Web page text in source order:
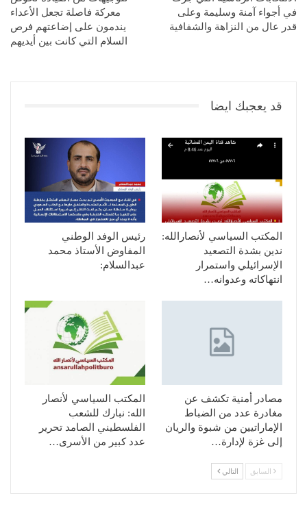
في أجواء آمنة وسليمة وعلى
قدر عال من النزاهة والشفافية
معركة فاصلة تجعل الأعداء
يندمون على إضاعتهم فرص
السلام التي كانت بين أيديهم
قد يعجبك ايضا
المكتب السياسي لأنصارالله:
ندين بشدة التصعيد
الإسرائيلي واستمرار
انتهاكاته وعدوانه…
رئيس الوفد الوطني
المفاوض الأستاذ محمد
عبدالسلام:
مصادر أمنية تكشف عن
مغادرة عدد من الضباط
الإماراتيين من شبوة والريان
إلى غزة لإدارة…
المكتب السياسي لأنصار
الله: نبارك للشعب
الفلسطيني الصامد تحرير
عدد كبير من الأسرى…
السابق التالي